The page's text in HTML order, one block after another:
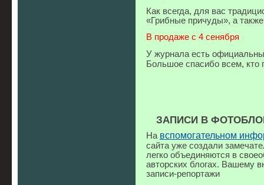
Как всегда, для вас
«Грибные причуды», а
В продаже с 4 сенября
У журнала есть
Большое спасибо всем, кто
ЗАПИСИ В
На вспомогательном
сайта уже создали
легко объединяются в
авторских блогах. Вашему
записи-репортажи